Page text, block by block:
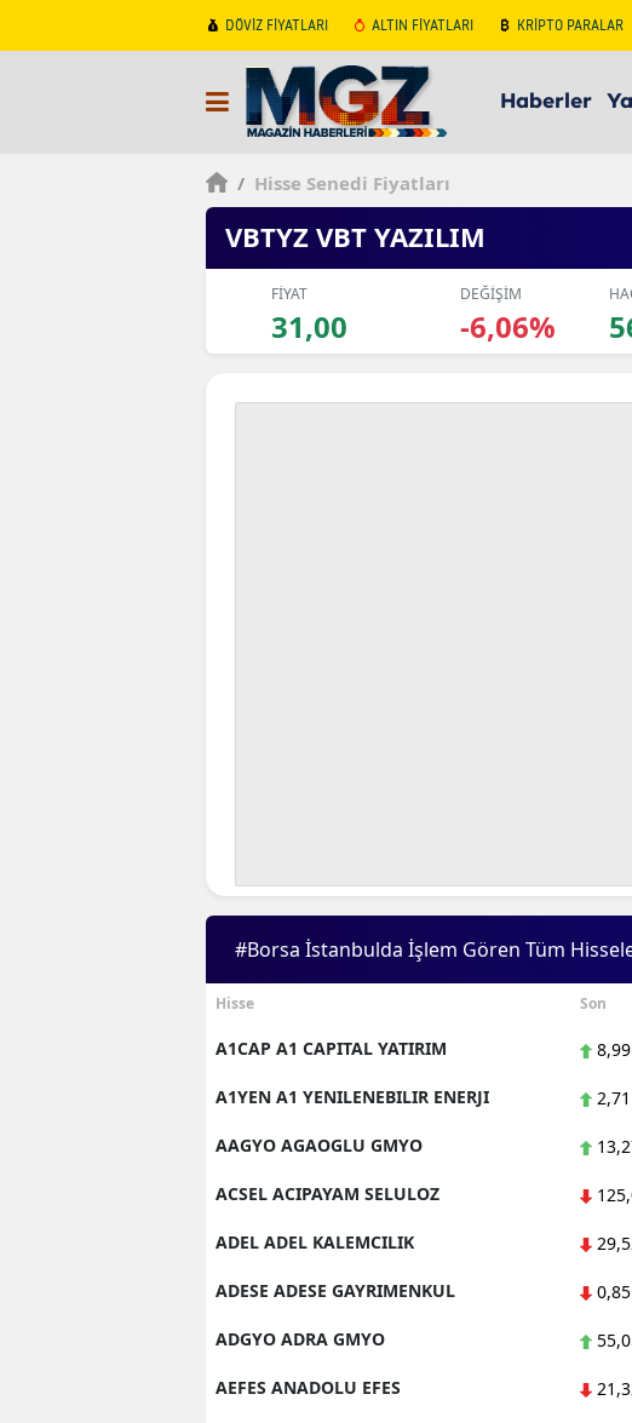
DÖVİZ FİYATLARI ALTIN FİYATLARI KRİPTO PARALAR
Haberler
/ Hisse Senedi Fiyatları
VBTYZ VBT YAZILIM
FİYAT
31,00
DEĞİŞİM
-6,06%
#Borsa İstanbulda İşlem Gören Tüm
Hisse Son
A1CAP A1 CAPITAL YATIRIM 8,99
A1YEN A1 YENILENEBILIR ENERJI 2,71
AAGYO AGAOGLU GMYO
ACSEL ACIPAYAM SELULOZ
ADEL ADEL KALEMCILIK
ADESE ADESE GAYRIMENKUL 0,85
ADGYO ADRA GMYO
AEFES ANADOLU EFES